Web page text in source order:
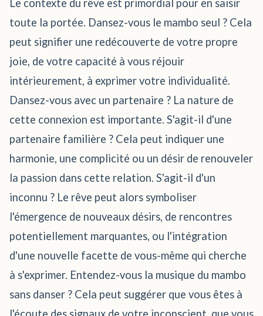
Le contexte du rêve est primordial pour en saisir
toute la portée. Dansez-vous le mambo seul ? Cela
peut signifier une redécouverte de votre propre
joie, de votre capacité à vous réjouir
intérieurement, à exprimer votre individualité.
Dansez-vous avec un partenaire ? La nature de
cette connexion est importante. S'agit-il d'une
partenaire familière ? Cela peut indiquer une
harmonie, une complicité ou un désir de renouveler
la passion dans cette relation. S'agit-il d'un
inconnu ? Le rêve peut alors symboliser
l'émergence de nouveaux désirs, de rencontres
potentiellement marquantes, ou l'intégration
d'une nouvelle facette de vous-même qui cherche
à s'exprimer. Entendez-vous la musique du mambo
sans danser ? Cela peut suggérer que vous êtes à